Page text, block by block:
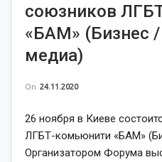
союзников
«БАМ» (Бизнес
медиа)
On 24.11.2020
26 ноября в Киеве
ЛГБТ-комьюнити «БАМ»
Организатором Форума